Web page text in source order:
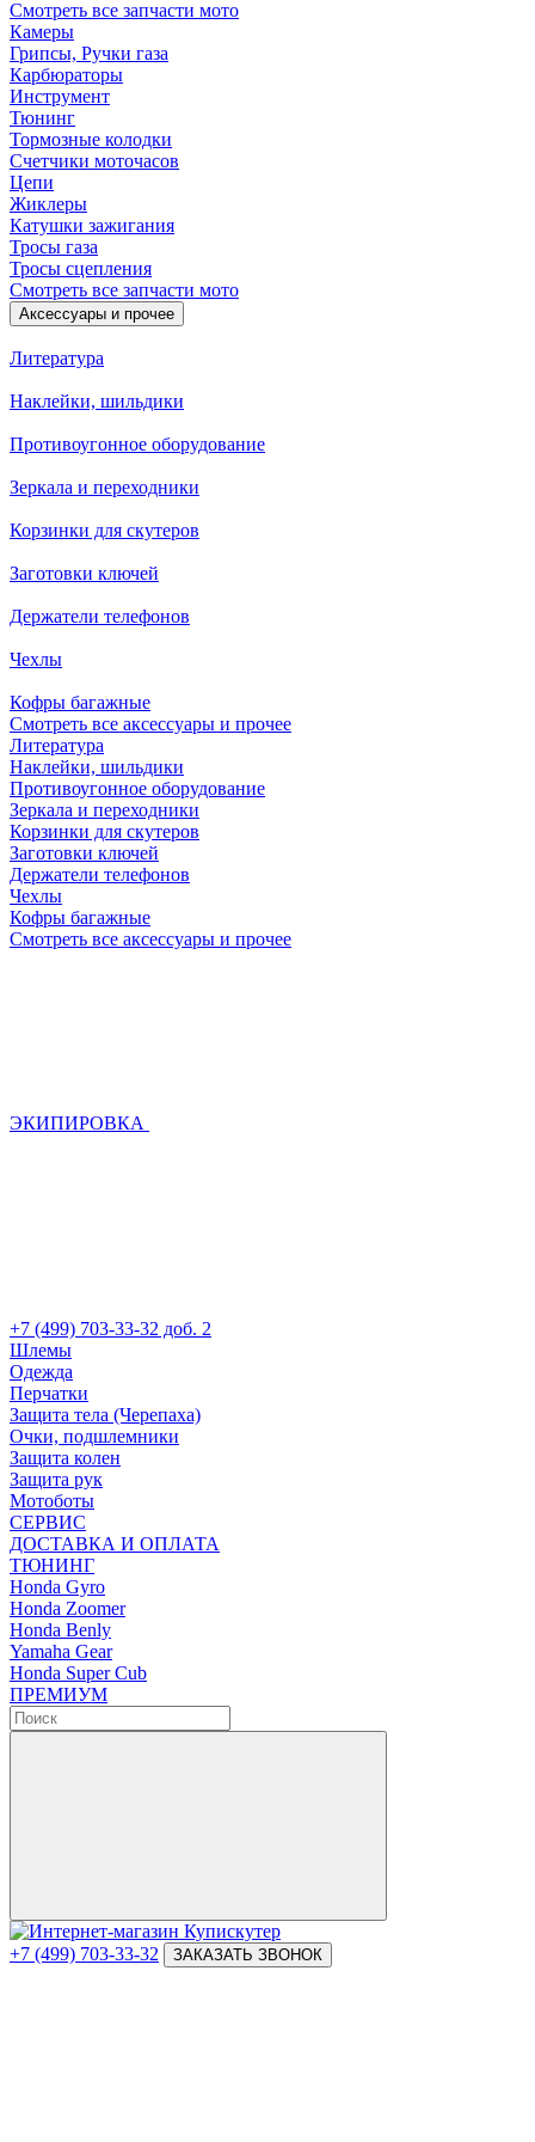
Смотреть все запчасти мото
Камеры
Грипсы, Ручки газа
Карбюраторы
Инструмент
Тюнинг
Тормозные колодки
Счетчики моточасов
Цепи
Жиклеры
Катушки зажигания
Тросы газа
Тросы сцепления
Смотреть все запчасти мото
Аксессуары и прочее
Литература
Наклейки, шильдики
Противоугонное оборудование
Зеркала и переходники
Корзинки для скутеров
Заготовки ключей
Держатели телефонов
Чехлы
Кофры багажные
Смотреть все аксессуары и прочее
Литература
Наклейки, шильдики
Противоугонное оборудование
Зеркала и переходники
Корзинки для скутеров
Заготовки ключей
Держатели телефонов
Чехлы
Кофры багажные
Смотреть все аксессуары и прочее
ЭКИПИРОВКА
+7 (499) 703-33-32 доб. 2
Шлемы
Одежда
Перчатки
Защита тела (Черепаха)
Очки, подшлемники
Защита колен
Защита рук
Мотоботы
СЕРВИС
ДОСТАВКА И ОПЛАТА
ТЮНИНГ
Honda Gyro
Honda Zoomer
Honda Benly
Yamaha Gear
Honda Super Cub
ПРЕМИУМ
+7 (499) 703-33-32 ЗАКАЗАТЬ ЗВОНОК